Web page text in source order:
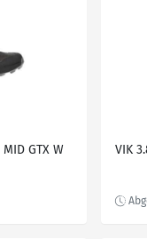
MID GTX W
VIK